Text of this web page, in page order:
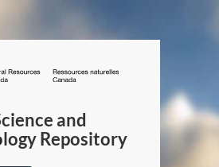
/
Canada
and
Repository